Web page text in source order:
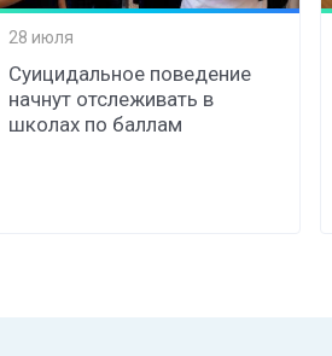
28 июля
Суицидальное поведение
начнут отслеживать в
школах по баллам